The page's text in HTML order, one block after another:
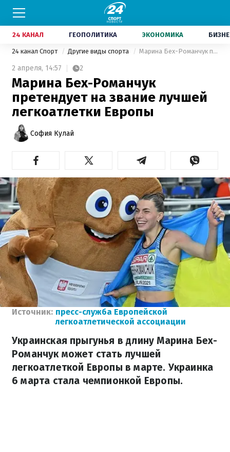
24 КАНАЛ ГЕОПОЛИТИКА ЭКОНОМИКА
24 канал Спорт Другие виды спорта Марина Бех-Романчук претендует на звание лучшей легкоатлетки Европы
2 апреля, 14:57 2
Марина Бех-Романчук
претендует на звание лучшей
легкоатлетки Европы
София Кулай
Источник: пресс-служба Европейской
легкоатлетической ассоциации
Украинская прыгунья в длину Марина Бех-
Романчук может стать лучшей
легкоатлеткой Европы в марте. Украинка
6 марта стала чемпионкой Европы.